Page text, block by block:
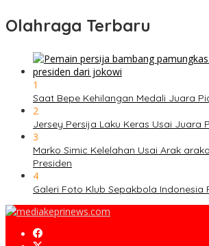
Olahraga Terbaru
1
Saat Bepe Kehilangan Medali Juara
2
Jersey Persija Laku Keras Usai Juara
3
Marko Simic Kelelahan Usai Arak
Presiden
4
Galeri Foto Klub Sepakbola Indonesia